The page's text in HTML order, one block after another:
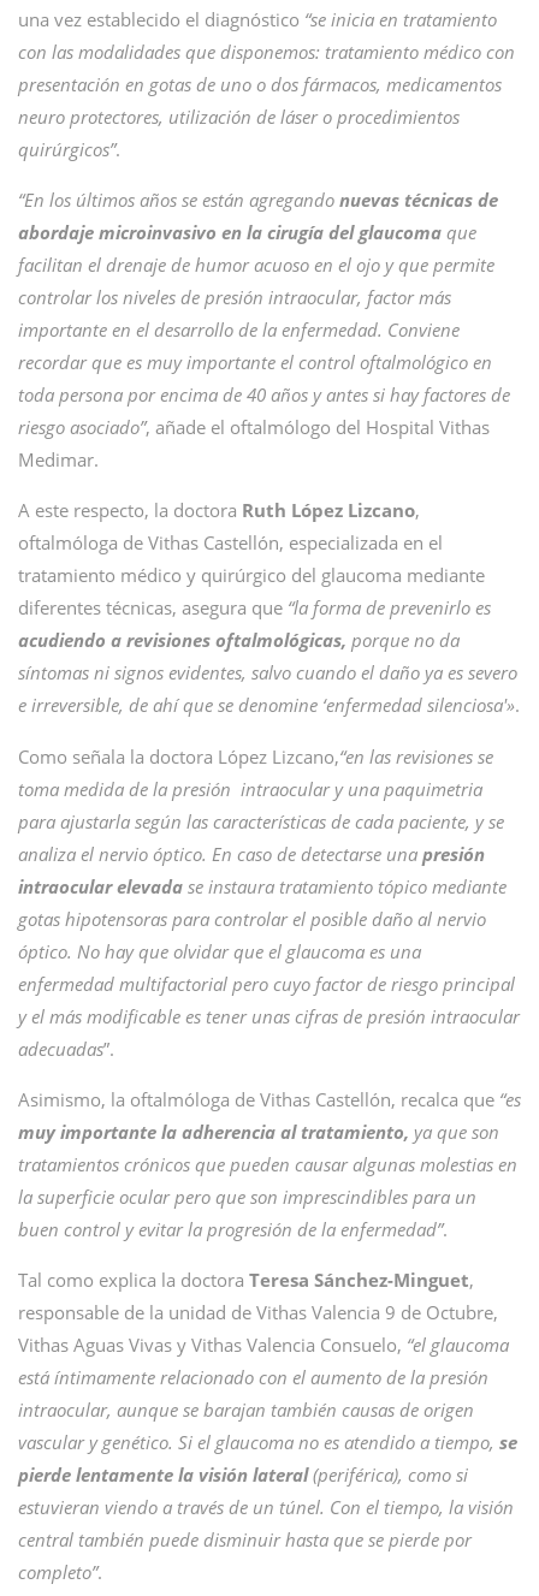
una vez establecido el diagnóstico “se inicia en tratamiento
con las modalidades que disponemos: tratamiento médico con
presentación en gotas de uno o dos fármacos, medicamentos
neuro protectores, utilización de láser o procedimientos
quirúrgicos”.
“En los últimos años se están agregando nuevas técnicas de
abordaje microinvasivo en la cirugía del glaucoma que
facilitan el drenaje de humor acuoso en el ojo y que permite
controlar los niveles de presión intraocular, factor más
importante en el desarrollo de la enfermedad. Conviene
recordar que es muy importante el control oftalmológico en
toda persona por encima de 40 años y antes si hay factores de
riesgo asociado”, añade el oftalmólogo del Hospital Vithas
Medimar.
A este respecto, la doctora Ruth López Lizcano,
oftalmóloga de Vithas Castellón, especializada en el
tratamiento médico y quirúrgico del glaucoma mediante
diferentes técnicas, asegura que “la forma de prevenirlo es
acudiendo a revisiones oftalmológicas, porque no da
síntomas ni signos evidentes, salvo cuando el daño ya es severo
e irreversible, de ahí que se denomine ‘enfermedad silenciosa'».
Como señala la doctora López Lizcano,“en las revisiones se
toma medida de la presión intraocular y una paquimetria
para ajustarla según las características de cada paciente, y se
analiza el nervio óptico. En caso de detectarse una presión
intraocular elevada se instaura tratamiento tópico mediante
gotas hipotensoras para controlar el posible daño al nervio
óptico. No hay que olvidar que el glaucoma es una
enfermedad multifactorial pero cuyo factor de riesgo principal
y el más modificable es tener unas cifras de presión intraocular
adecuadas”.
Asimismo, la oftalmóloga de Vithas Castellón, recalca que “es
muy importante la adherencia al tratamiento, ya que son
tratamientos crónicos que pueden causar algunas molestias en
la superficie ocular pero que son imprescindibles para un
buen control y evitar la progresión de la enfermedad”.
Tal como explica la doctora Teresa Sánchez-Minguet,
responsable de la unidad de Vithas Valencia 9 de Octubre,
Vithas Aguas Vivas y Vithas Valencia Consuelo, “el glaucoma
está íntimamente relacionado con el aumento de la presión
intraocular, aunque se barajan también causas de origen
vascular y genético. Si el glaucoma no es atendido a tiempo, se
pierde lentamente la visión lateral(periférica), como si
estuvieran viendo a través de un túnel. Con el tiempo, la visión
central también puede disminuir hasta que se pierde por
completo”.